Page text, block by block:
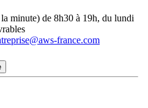
minute) de 8h30 à 19h, du lundi
france.com